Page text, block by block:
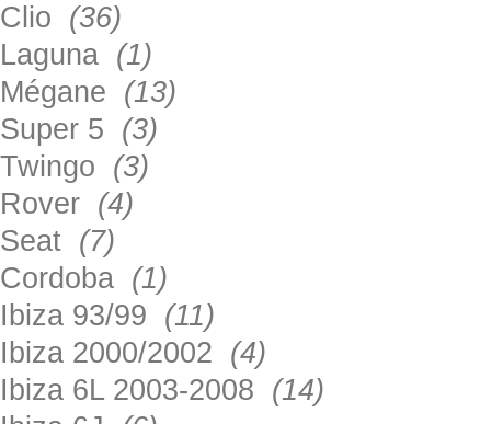
Clio (36)
Laguna (1)
Mégane (13)
Super 5 (3)
Twingo (3)
Rover (4)
Seat (7)
Cordoba (1)
Ibiza 93/99 (11)
Ibiza 2000/2002 (4)
Ibiza 6L 2003-2008 (14)